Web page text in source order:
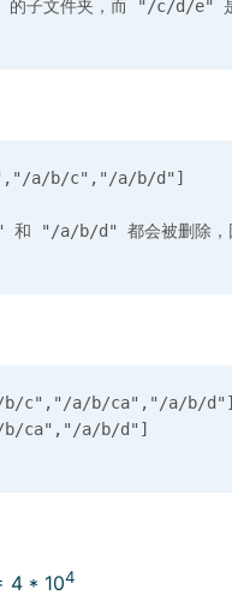
a/b/c","/a/b/d"]
c","/a/b/ca","/a/b/d"]
4 * 104